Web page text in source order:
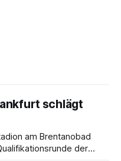
schlägt
am Brentanobad
der